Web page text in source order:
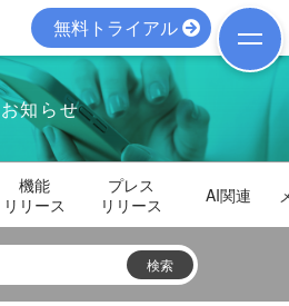
無料トライアル
お知らせ
機能
リリース
プレス
リリース
AI関連